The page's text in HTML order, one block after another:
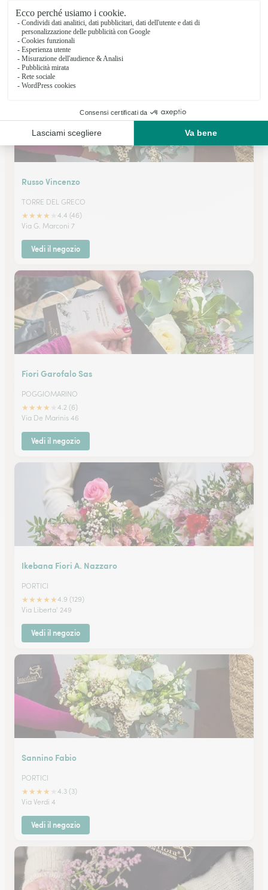
TORRE DEL GRECO
★★★★★4.3 (12)
Via D. Colamarino 62
Vedi il negozio
Russo Vincenzo
TORRE DEL GRECO
★★★★
4.4 (46)
Via G. Marconi 7
Vedi il negozio
Fiori Garofalo Sas
POGGIOMARINO
★★★★
4.2 (6)
Via De Marinis 46
Vedi il negozio
Ikebana Fiori A. Nazzaro
PORTICI
★★★★★4.9 (129)
Via Liberta' 249
Vedi il negozio
Sannino Fabio
PORTICI
★★★★
4.3 (3)
Via Verdi 4
Vedi il negozio